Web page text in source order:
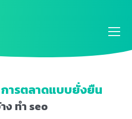
การตลาดแบบยั่งยืน
ง ทำ seo